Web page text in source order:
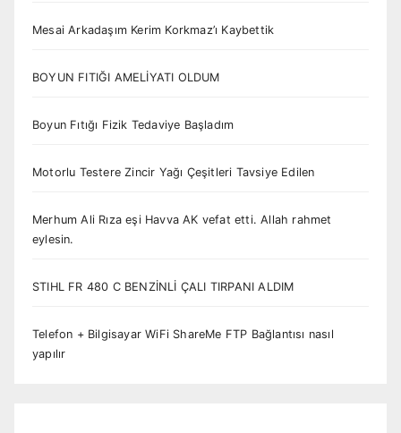
Mesai Arkadaşım Kerim Korkmaz’ı Kaybettik
BOYUN FITIĞI AMELİYATI OLDUM
Boyun Fıtığı Fizik Tedaviye Başladım
Motorlu Testere Zincir Yağı Çeşitleri Tavsiye Edilen
Merhum Ali Rıza eşi Havva AK vefat etti. Allah rahmet
eylesin.
STIHL FR 480 C BENZİNLİ ÇALI TIRPANI ALDIM
Telefon + Bilgisayar WiFi ShareMe FTP Bağlantısı nasıl
yapılır